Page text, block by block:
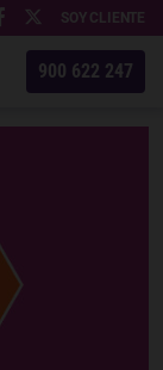
SOY CLIENTE
900 622 247